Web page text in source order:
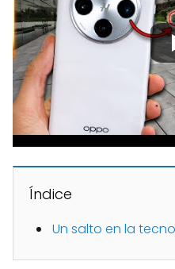
Índice
Un salto en la